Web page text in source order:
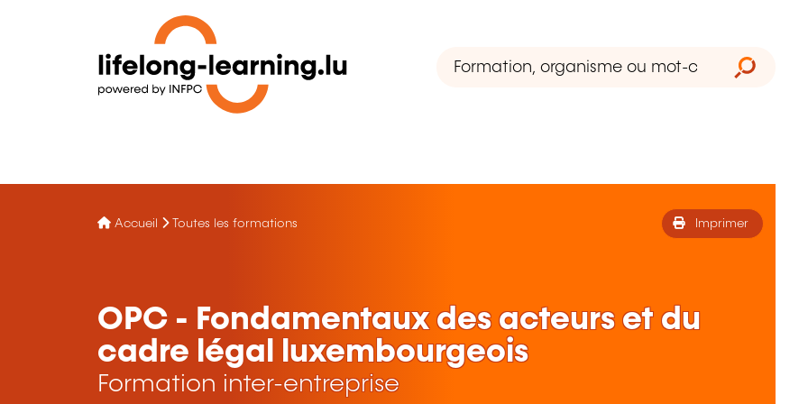
Accueil Toutes les formations Imprimer
OPC - Fondamentaux des acteurs et du
cadre légal luxembourgeois
Formation inter-entreprise